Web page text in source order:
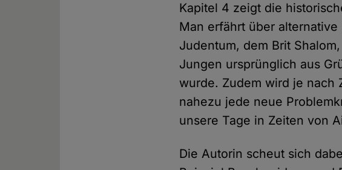
Kapitel 4 zeigt die
Man erfährt über
Judentum, dem Brit
Jungen ursprünglich aus
wurde. Zudem wird je nach
nahezu jede neue
unsere Tage in Zeiten von
Die Autorin scheut sich